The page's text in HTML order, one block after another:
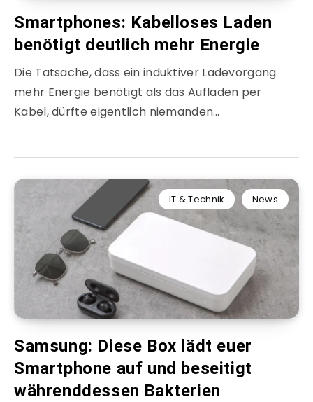
Smartphones: Kabelloses Laden
benötigt deutlich mehr Energie
Die Tatsache, dass ein induktiver Ladevorgang
mehr Energie benötigt als das Aufladen per
Kabel, dürfte eigentlich niemanden…
IT & Technik News
Samsung: Diese Box lädt euer
Smartphone auf und beseitigt
währenddessen Bakterien